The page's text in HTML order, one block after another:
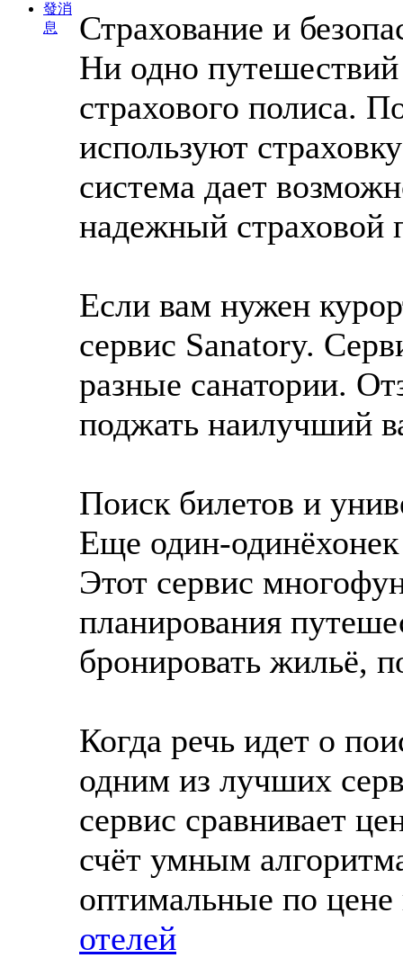
發消
息
Страхование и
Ни одно путешествий
страхового полиса.
используют
система дает
надежный страховой
Если вам нужен
сервис Sanatory.
разные санатории.
поджать наилучший
Поиск билетов и
Еще один-
Этот сервис
планирования
бронировать жильё,
Когда речь идет о
одним из лучших
сервис сравнивает
счёт умным
оптимальные по
отелей